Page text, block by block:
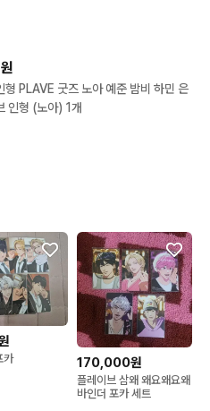
원
형 PLAVE 굿즈 노아 예준 밤비 하민 은
호 플레이브 인형 (노아) 1개
카 170,000원
플레이브 삼왜 왜요왜요왜
바인더 포카 세트